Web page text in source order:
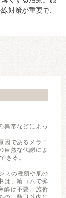
対策が重要で、
異常などによっ
因であるメラニ
自然な代謝によ
きる。
ミの種類や肌の
は、輪ゴムで弾
酔は不要。施術